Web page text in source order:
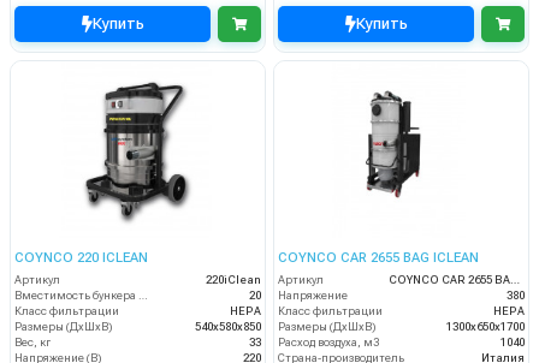
Купить Купить
COYNCO 220 ICLEAN
Артикул
220iClean
Вместимость бункера (л)
20
Класс фильтрации
HEPA
Размеры (ДхШхВ)
540х580х850
Вес, кг
33
Напряжение (В)
220
COYNCO CAR 2655 BAG ICLEAN
Артикул
COYNCO CAR 2655 BAG ICLEAN
Напряжение
380
Класс фильтрации
HEPA
Размеры (ДхШхВ)
1300х650х1700
Расход воздуха, м3
1040
Страна-производитель
Италия